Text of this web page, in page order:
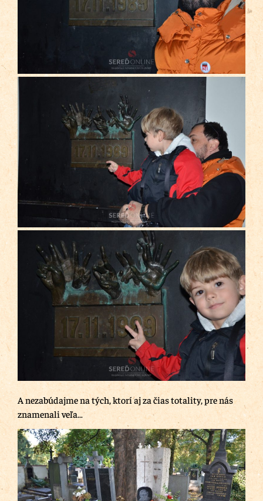
A nezabúdajme na tých, ktorí aj za čias totality, pre nás
znamenali veľa…